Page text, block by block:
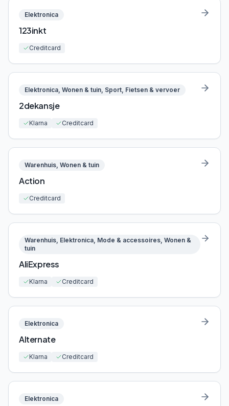
Elektronica
123inkt
Creditcard
Elektronica, Wonen & tuin, Sport, Fietsen & vervoer
2dekansje
Klarna Creditcard
Warenhuis, Wonen & tuin
Action
Creditcard
Warenhuis, Elektronica, Mode & accessoires, Wonen &
tuin
AliExpress
Klarna Creditcard
Elektronica
Alternate
Klarna Creditcard
Elektronica